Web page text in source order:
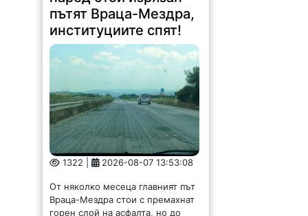
пътят Враца-Мездра,
институциите спят!
1322 | 2026-08-07 13:53:08
От няколко месеца главният път
Враца-Мездра стои с премахнат
горен слой на асфалта, но до